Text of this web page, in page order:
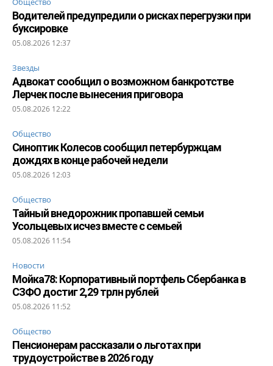
Водителей предупредили о рисках перегрузки при
буксировке
05.08.2026 12:37
Звезды
Адвокат сообщил о возможном банкротстве
Лерчек после вынесения приговора
05.08.2026 12:22
Общество
Синоптик Колесов сообщил петербуржцам
дождях в конце рабочей недели
05.08.2026 12:03
Общество
Тайный внедорожник пропавшей семьи
Усольцевых исчез вместе с семьей
05.08.2026 11:54
Новости
Мойка78: Корпоративный портфель Сбербанка в
СЗФО достиг 2,29 трлн рублей
05.08.2026 11:52
Общество
Пенсионерам рассказали о льготах при
трудоустройстве в 2026 году